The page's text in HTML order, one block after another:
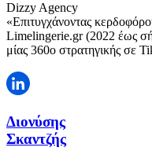
Dizzy Agency
«Επιτυγχάνοντας
Limelingerie.gr (2022 έως
μίας 360o στρατηγικής σε
Διονύσης
Σκαντζής